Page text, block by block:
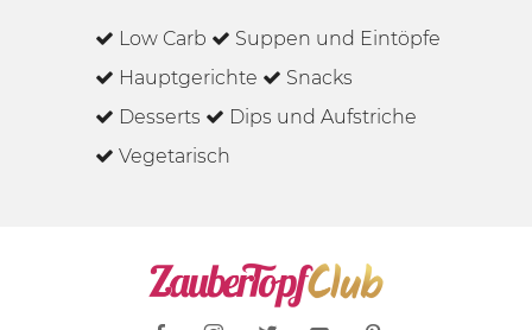
Low Carb
Suppen und Eintöpfe
Hauptgerichte
Snacks
Desserts
Dips und Aufstriche
Vegetarisch